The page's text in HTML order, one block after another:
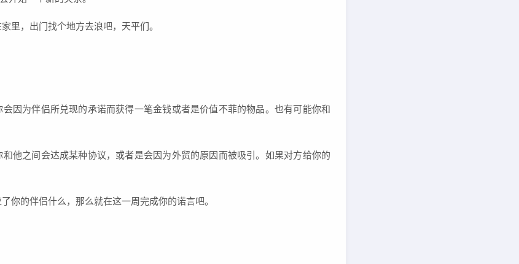
里，出门找个地方去浪吧，天平们。
因为伴侣所兑现的承诺而获得一笔金钱或者是价值不菲的物品。也有可能你和
他之间会达成某种协议，或者是会因为外贸的原因而被吸引。如果对方给你的
你的伴侣什么，那么就在这一周完成你的诺言吧。